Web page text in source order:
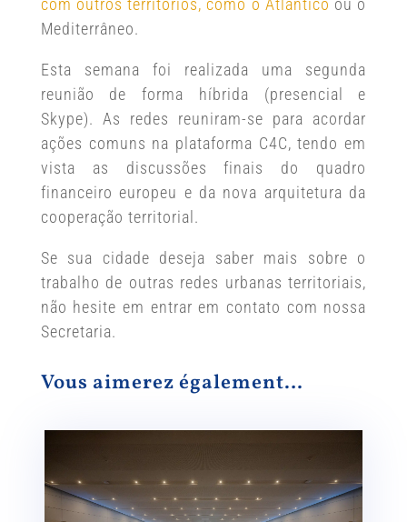
com outros territórios, como o Atlântico ou o
Mediterrâneo.
Esta semana foi realizada uma segunda
reunião de forma híbrida (presencial e
Skype). As redes reuniram-se para acordar
ações comuns na plataforma C4C, tendo em
vista as discussões finais do quadro
financeiro europeu e da nova arquitetura da
cooperação territorial.
Se sua cidade deseja saber mais sobre o
trabalho de outras redes urbanas territoriais,
não hesite em entrar em contato com nossa
Secretaria.
Vous aimerez également…